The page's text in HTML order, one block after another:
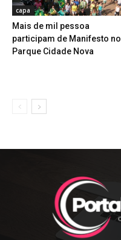
capa
Mais de mil pessoa
participam de Manifesto no
Parque Cidade Nova